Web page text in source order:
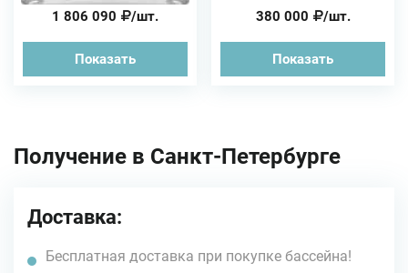
1 806 090 /шт.
Показать
380 000 /шт.
Показать
Получение в Санкт-Петербурге
Доставка:
Бесплатная доставка при покупке бассейна!